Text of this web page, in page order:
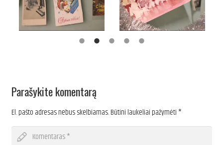
Parašykite komentarą
El. pašto adresas nebus skelbiamas.Būtini laukeliai pažymėti*